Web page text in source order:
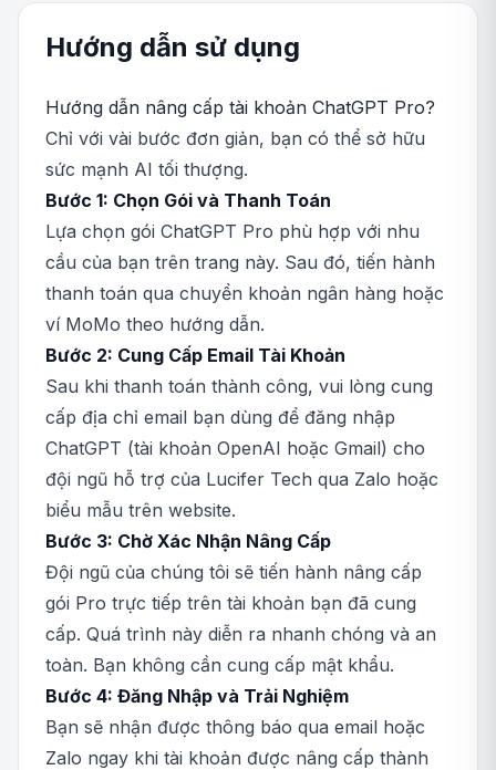
Hướng dẫn sử dụng
Hướng dẫn nâng cấp tài khoản ChatGPT Pro?
Chỉ với vài bước đơn giản, bạn có thể sở hữu
sức mạnh AI tối thượng.
Bước 1: Chọn Gói và Thanh Toán
Lựa chọn gói ChatGPT Pro phù hợp với nhu
cầu của bạn trên trang này. Sau đó, tiến hành
thanh toán qua chuyển khoản ngân hàng hoặc
ví MoMo theo hướng dẫn.
Bước 2: Cung Cấp Email Tài Khoản
Sau khi thanh toán thành công, vui lòng cung
cấp địa chỉ email bạn dùng để đăng nhập
ChatGPT (tài khoản OpenAI hoặc Gmail) cho
đội ngũ hỗ trợ của Lucifer Tech qua Zalo hoặc
biểu mẫu trên website.
Bước 3: Chờ Xác Nhận Nâng Cấp
Đội ngũ của chúng tôi sẽ tiến hành nâng cấp
gói Pro trực tiếp trên tài khoản bạn đã cung
cấp. Quá trình này diễn ra nhanh chóng và an
toàn. Bạn không cần cung cấp mật khẩu.
Bước 4: Đăng Nhập và Trải Nghiệm
Bạn sẽ nhận được thông báo qua email hoặc
Zalo ngay khi tài khoản được nâng cấp thành